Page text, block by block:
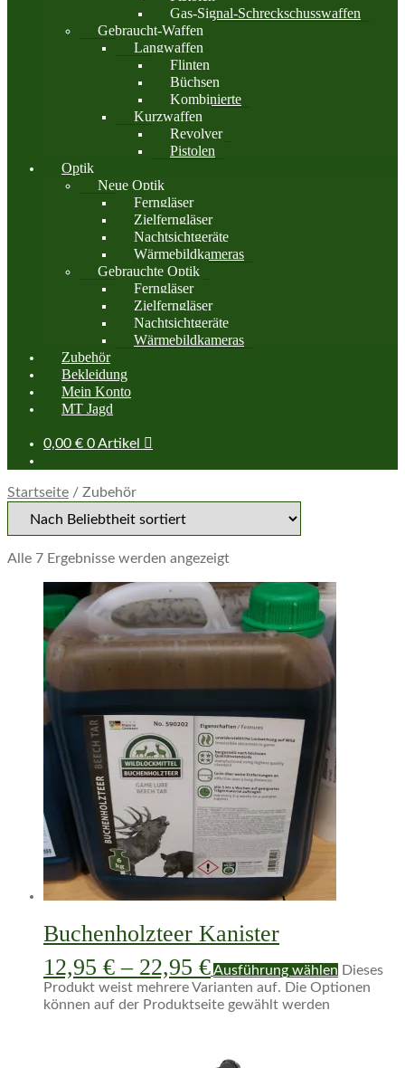
Gas-Signal-Schreckschusswaffen
Gebraucht-Waffen
Langwaffen
Flinten
Büchsen
Kombinierte
Kurzwaffen
Revolver
Pistolen
Optik
Neue Optik
Ferngläser
Zielferngläser
Nachtsichtgeräte
Wärmebildkameras
Gebrauchte Optik
Ferngläser
Zielferngläser
Nachtsichtgeräte
Wärmebildkameras
Zubehör
Bekleidung
Mein Konto
MT Jagd
0,00 € 0 Artikel
Startseite / Zubehör
Alle 7 Ergebnisse werden angezeigt
Buchenholzteer Kanister
12,95 € – 22,95 €Ausführung wählen Dieses
Produkt weist mehrere Varianten auf. Die Optionen
können auf der Produktseite gewählt werden